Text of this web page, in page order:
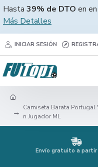
Hasta 39% de DTO en
Más Detalles
INICIAR SESIÓN
Camiseta Barata
n Jugador ML
Envío gratuito a partir